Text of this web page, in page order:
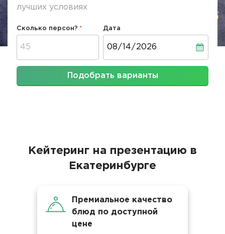
лучших условиях
Сколько персон? Дата
Подобрать варианты
Кейтеринг на презентацию в
Екатеринбурге
Премиальное качество
блюд по доступной
цене